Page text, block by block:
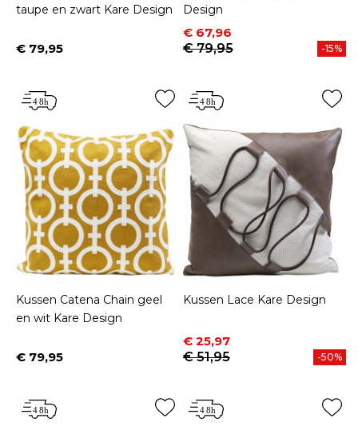
taupe en zwart Kare Design
Prijs
€ 79,95
Design
Prijs
€ 67,96
Normale prijs
€ 79,95
-15%
Kussen Catena Chain geel
en wit Kare Design
Prijs
€ 79,95
Kussen Lace Kare Design
Prijs
€ 25,97
Normale prijs
€ 51,95
-50%